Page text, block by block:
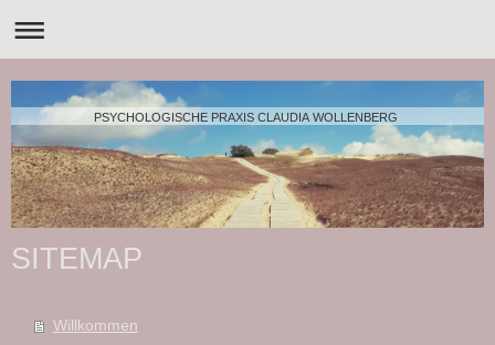
PSYCHOLOGISCHE PRAXIS CLAUDIA WOLLENBERG
SITEMAP
Willkommen